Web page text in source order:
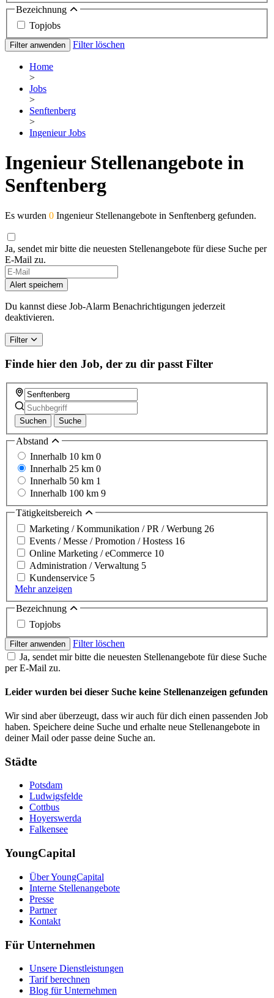
Bezeichnung
Topjobs
Filter anwenden Filter löschen
Home
>
Jobs
>
Senftenberg
>
Ingenieur Jobs
Ingenieur Stellenangebote in
Senftenberg
Es wurden 0 Ingenieur Stellenangebote in Senftenberg gefunden.
Ja, sendet mir bitte die neuesten Stellenangebote für diese Suche per
E-Mail zu.
Alert speichern
Du kannst diese Job-Alarm Benachrichtigungen jederzeit
deaktivieren.
Filter
Finde hier den Job, der zu dir passt Filter
Suchen Suche
Abstand
Innerhalb 10 km 0
Innerhalb 25 km 0
Innerhalb 50 km 1
Innerhalb 100 km 9
Tätigkeitsbereich
Marketing / Kommunikation / PR / Werbung 26
Events / Messe / Promotion / Hostess 16
Online Marketing / eCommerce 10
Administration / Verwaltung 5
Kundenservice 5
Mehr anzeigen
Bezeichnung
Topjobs
Filter anwenden
Filter löschen
Ja, sendet mir bitte die neuesten Stellenangebote für diese Suche
per E-Mail zu.
Leider wurden bei dieser Suche keine Stellenanzeigen gefunden
Wir sind aber überzeugt, dass wir auch für dich einen passenden Job
haben. Speichere deine Suche und erhalte neue Stellenangebote in
deiner Mail oder passe deine Suche an.
Städte
Potsdam
Ludwigsfelde
Cottbus
Hoyerswerda
Falkensee
YoungCapital
Über YoungCapital
Interne Stellenangebote
Presse
Partner
Kontakt
Für Unternehmen
Unsere Dienstleistungen
Tarif berechnen
Blog für Unternehmen